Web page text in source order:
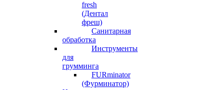
fresh
(Дентал
фреш)
Санитарная
обработка
Инструменты
для
грумминга
FURminator
(Фурминатор)